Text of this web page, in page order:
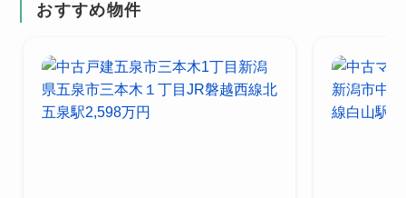
おすすめ物件